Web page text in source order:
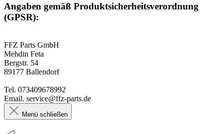
Angaben gemäß Produktsicherheitsverordnung
(GPSR):
FFZ Parts GmbH
Mehdin Feta
Bergstr. 54
89177 Ballendorf
Tel. 073409678992
Email. service@ffz-parts.de
Menü schließen